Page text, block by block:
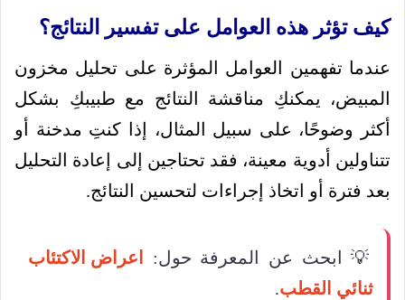
كيف تؤثر هذه العوامل على تفسير النتائج؟
عندما تفهمين العوامل المؤثرة على تحليل مخزون
المبيض، يمكنكِ مناقشة النتائج مع طبيبكِ بشكل
أكثر وضوحًا، على سبيل المثال، إذا كنتِ مدخنة أو
تتناولين أدوية معينة، فقد تحتاجين إلى إعادة التحليل
بعد فترة أو اتخاذ إجراءات لتحسين النتائج.
💡 ابحث عن المعرفة حول:
اعراض الاكتئاب
ثنائي القطب.